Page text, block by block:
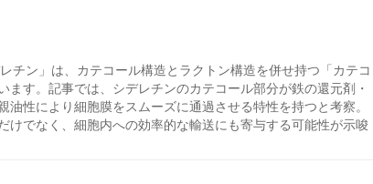
チン」は、カテコール構造とラクトン構造を併せ持つ「カテコ
す。記事では、シデレチンのカテコール部分が鉄の還元剤・
性により細胞膜をスムーズに通過させる特性を持つと考察。
けでなく、細胞内への効率的な輸送にも寄与する可能性が示唆